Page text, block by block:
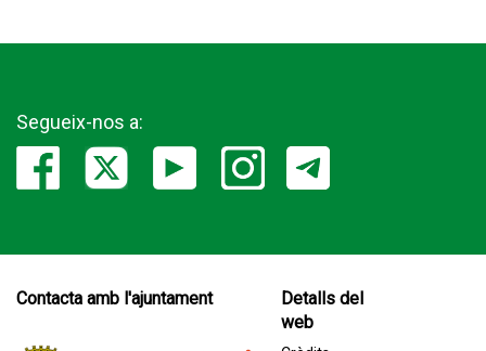
Segueix-nos a:
Contacta amb l'ajuntament
Detalls del
web